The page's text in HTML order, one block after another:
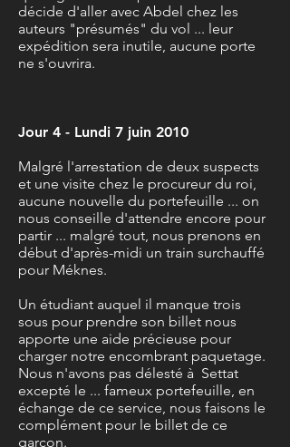
décide d'aller avec Abdel chez les
auteurs "présumés" du vol ... leur
expédition sera inutile, aucune porte
ne s'ouvrira.
Jour 4 - Lundi 7 juin 2010
Malgré l'arrestation de deux suspects
et une visite chez le procureur du roi,
aucune nouvelle du portefeuille ... on
nous conseille d'attendre encore pour
partir ... malgré tout, nous prenons en
début d'après-midi un train surchauffé
pour Méknes.
Un étudiant auquel il manque trois
sous pour prendre son billet nous
apporte une aide précieuse pour
charger notre encombrant paquetage.
Nous n'avons pas délesté à Settat
excepté le ... fameux portefeuille, en
échange de ce service, nous faisons le
complément pour le billet de ce
garçon.